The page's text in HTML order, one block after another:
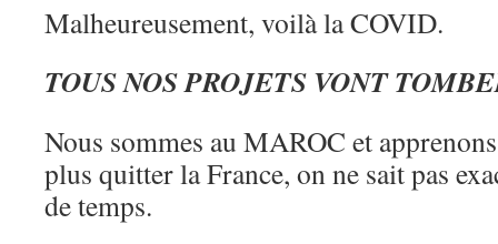
Malheureusement, voilà la COVID.
TOUS NOS PROJETS VONT
Nous sommes au MAROC et
plus quitter la France, on ne sait pas
de temps.